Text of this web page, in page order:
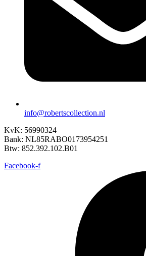
info@robertscollection.nl
KvK: 56990324
Bank: NL85RABO0173954251
Btw: 852.392.102.B01
Facebook-f